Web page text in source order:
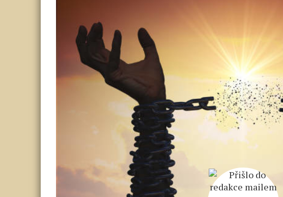
Naše
země